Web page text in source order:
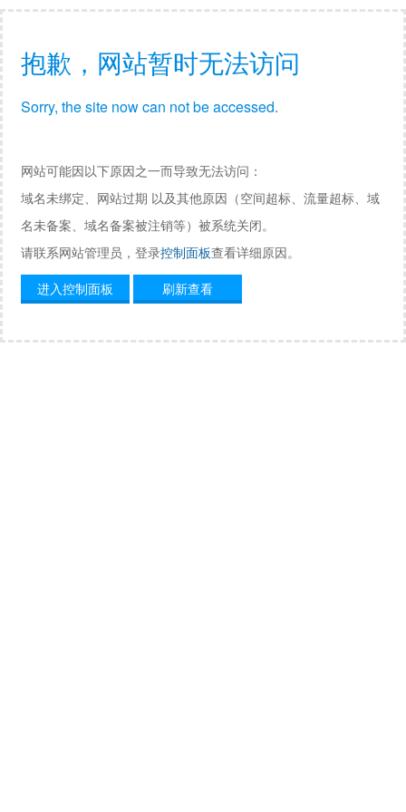
抱歉，网站暂时无法访问
Sorry, the site now can not be accessed.
网站可能因以下原因之一而导致无法访问：
域名未绑定、网站过期 以及其他原因（空间超标、流量超标、域
名未备案、域名备案被注销等）被系统关闭。
请联系网站管理员，登录控制面板查看详细原因。
进入控制面板
刷新查看